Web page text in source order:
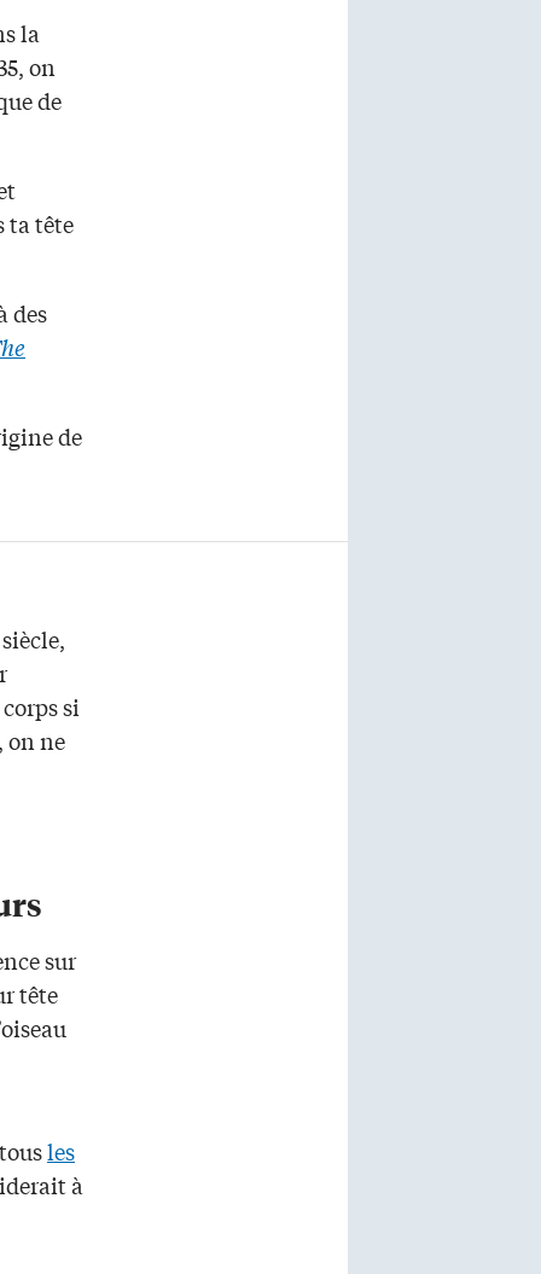
la
on
de
ta tête
des
de
si
on ne
sur
tête
les
à